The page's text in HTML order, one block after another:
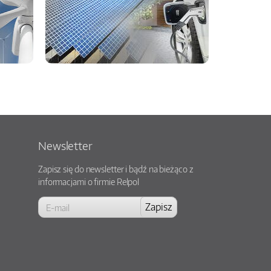
Newsletter
Zapisz się do newsletter i bądź na bieżąco z
informacjami o firmie Relpol